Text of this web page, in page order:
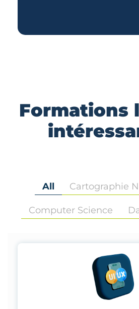
Formations
All Cartographie
Computer Science